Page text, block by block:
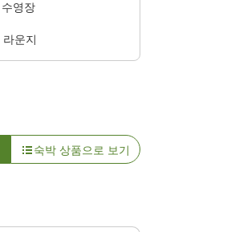
수영장
라운지
숙박 상품으로 보기